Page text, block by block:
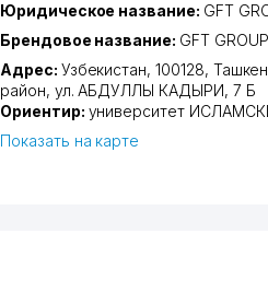
Юридическое название: GFT
Брендовое название: GFT
Адрес: Узбекистан, 100128,
район, ул. АБДУЛЛЫ КАДЫРИ, 7 Б
Ориентир: университет
Показать на карте